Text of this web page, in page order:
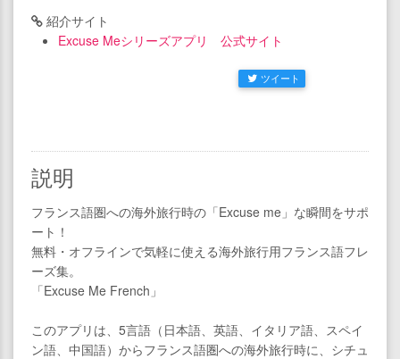
紹介サイト
Excuse Meシリーズアプリ 公式サイト
ツイート
説明
フランス語圏への海外旅行時の「Excuse me」な瞬間をサポ
ート！
無料・オフラインで気軽に使える海外旅行用フランス語フレ
ーズ集。
「Excuse Me French」
このアプリは、5言語（日本語、英語、イタリア語、スペイ
ン語、中国語）からフランス語圏への海外旅行時に、シチュ